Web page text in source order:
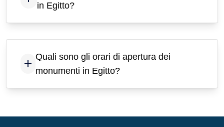
in Egitto?
Quali sono gli orari di apertura dei
monumenti in Egitto?